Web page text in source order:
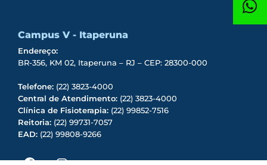
Campus V - Itaperuna
Endereço:
BR-356, KM 02, Itaperuna – RJ – CEP: 28300-000
Telefone: (22) 3823-4000
Central de Atendimento: (22) 3823-4000
Clínica de Fisioterapia: (22) 99852-7516
Reitoria: (22) 99731-7057
EAD: (22) 99808-9266